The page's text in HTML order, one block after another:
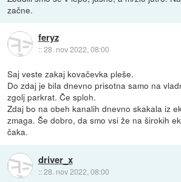
začne.
feryz
::28. nov 2022, 08:00
Saj veste zakaj kovačevka pleše.
Do zdaj je bila dnevno prisotna samo na
zgolj parkrat. Če sploh.
Zdaj bo na obeh kanalih dnevno skakala iz
zmaga. Še dobro, da smo vsi že na širokih
čaka.
driver_x
::28. nov 2022, 08:00